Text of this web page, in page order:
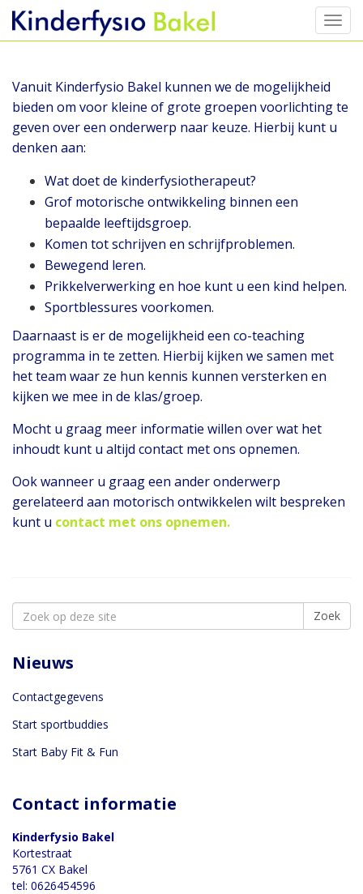
content
Vanuit Kinderfysio Bakel kunnen we de mogelijkheid
bieden om voor kleine of grote groepen voorlichting te
geven over een onderwerp naar keuze. Hierbij kunt u
denken aan:
Wat doet de kinderfysiotherapeut?
Grof motorische ontwikkeling binnen een
bepaalde leeftijdsgroep.
Komen tot schrijven en schrijfproblemen.
Bewegend leren.
Prikkelverwerking en hoe kunt u een kind helpen.
Sportblessures voorkomen.
Daarnaast is er de mogelijkheid een co-teaching
programma in te zetten. Hierbij kijken we samen met
het team waar ze hun kennis kunnen versterken en
kijken we mee in de klas/groep.
Mocht u graag meer informatie willen over wat het
inhoudt kunt u altijd contact met ons opnemen.
Ook wanneer u graag een ander onderwerp
gerelateerd aan motorisch ontwikkelen wilt bespreken
kunt u contact met ons opnemen.
Search
for:
Zoek
Nieuws
Contactgegevens
Start sportbuddies
Start Baby Fit & Fun
Contact informatie
Kinderfysio Bakel
Kortestraat
5761 CX Bakel
tel: 0626454596